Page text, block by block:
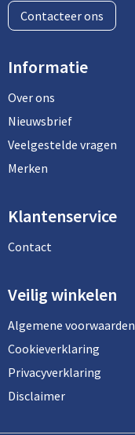
Contacteer ons
Informatie
Over ons
Nieuwsbrief
Veelgestelde vragen
Merken
Klantenservice
Contact
Veilig winkelen
Algemene voorwaarden
Cookieverklaring
Privacyverklaring
Disclaimer